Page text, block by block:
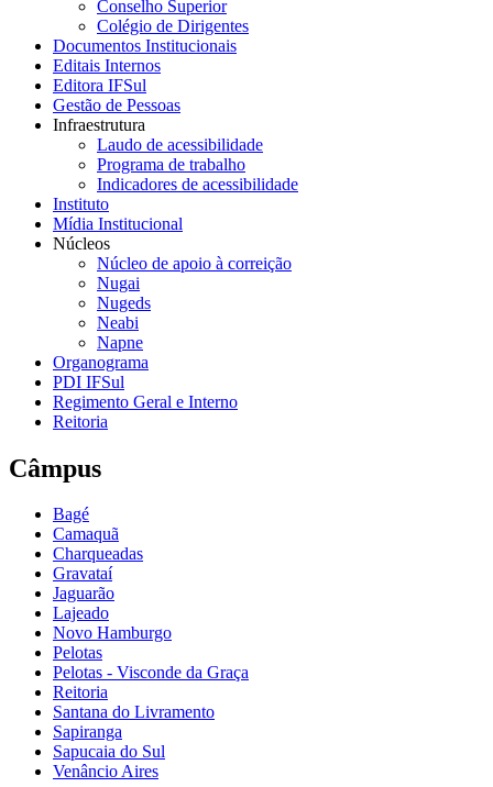
Conselho Superior
Colégio de Dirigentes
Documentos Institucionais
Editais Internos
Editora IFSul
Gestão de Pessoas
Infraestrutura
Laudo de acessibilidade
Programa de trabalho
Indicadores de acessibilidade
Instituto
Mídia Institucional
Núcleos
Núcleo de apoio à correição
Nugai
Nugeds
Neabi
Napne
Organograma
PDI IFSul
Regimento Geral e Interno
Reitoria
Câmpus
Bagé
Camaquã
Charqueadas
Gravataí
Jaguarão
Lajeado
Novo Hamburgo
Pelotas
Pelotas - Visconde da Graça
Reitoria
Santana do Livramento
Sapiranga
Sapucaia do Sul
Venâncio Aires